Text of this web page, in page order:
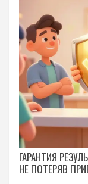
ГАРАНТИЯ
НЕ ПОТЕРЯВ